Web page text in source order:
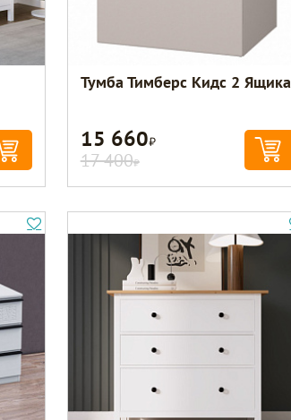
Тумба Тимберс Кидс 2 Ящика
15 660Р
17 400Р